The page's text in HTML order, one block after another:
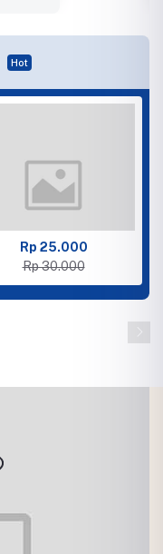
Hot
Rp 25.000
Rp 30.000